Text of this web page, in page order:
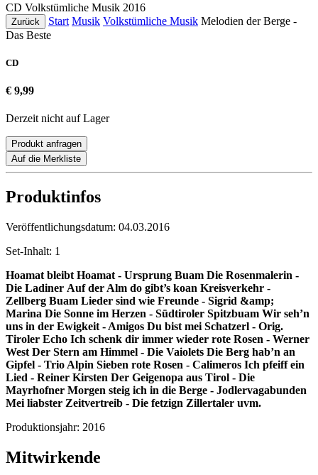
CD Volkstümliche Musik 2016
Zurück Start Musik Volkstümliche Musik Melodien der Berge -
Das Beste
CD
€ 9,99
Derzeit nicht auf Lager
Produkt anfragen
Auf die Merkliste
Produktinfos
Veröffentlichungsdatum: 04.03.2016
Set-Inhalt: 1
Hoamat bleibt Hoamat - Ursprung Buam Die Rosenmalerin -
Die Ladiner Auf der Alm do gibt’s koan Kreisverkehr -
Zellberg Buam Lieder sind wie Freunde - Sigrid &amp;
Marina Die Sonne im Herzen - Südtiroler Spitzbuam Wir seh’n
uns in der Ewigkeit - Amigos Du bist mei Schatzerl - Orig.
Tiroler Echo Ich schenk dir immer wieder rote Rosen - Werner
West Der Stern am Himmel - Die Vaiolets Die Berg hab’n an
Gipfel - Trio Alpin Sieben rote Rosen - Calimeros Ich pfeiff ein
Lied - Reiner Kirsten Der Geigenopa aus Tirol - Die
Mayrhofner Morgen steig ich in die Berge - Jodlervagabunden
Mei liabster Zeitvertreib - Die fetzign Zillertaler uvm.
Produktionsjahr: 2016
Mitwirkende